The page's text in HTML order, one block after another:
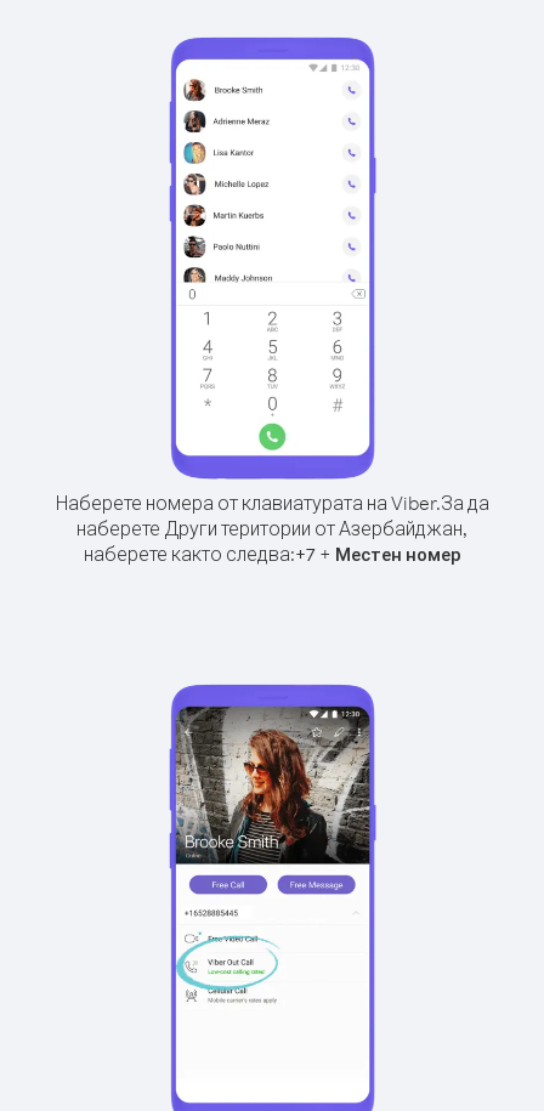
Наберете номера от клавиатурата на Viber.За да
наберете Други територии от Азербайджан,
наберете както следва:+7+ Местен номер